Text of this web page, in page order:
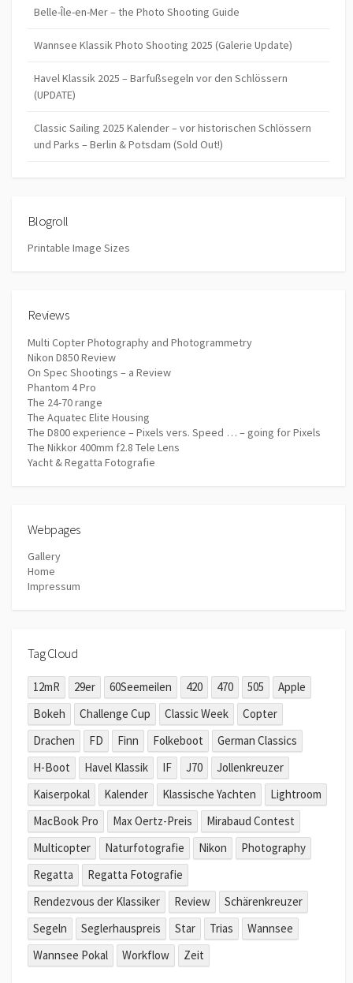
Belle-Île-en-Mer – the Photo Shooting Guide
Wannsee Klassik Photo Shooting 2025 (Galerie Update)
Havel Klassik 2025 – Barfußsegeln vor den Schlössern
(UPDATE)
Classic Sailing 2025 Kalender – vor historischen Schlössern
und Parks – Berlin & Potsdam (Sold Out!)
Blogroll
Printable Image Sizes
Reviews
Multi Copter Photography and Photogrammetry
Nikon D850 Review
On Spec Shootings – a Review
Phantom 4 Pro
The 24-70 range
The Aquatec Elite Housing
The D800 experience – Pixels vers. Speed … – going for Pixels
The Nikkor 400mm f2.8 Tele Lens
Yacht & Regatta Fotografie
Webpages
Gallery
Home
Impressum
Tag Cloud
12mR 29er 60Seemeilen 420 470 505
Apple
Bokeh
Challenge Cup Classic Week
Copter
Drachen
FD Finn Folkeboot
German Classics
H-Boot
Havel Klassik IF J70
Jollenkreuzer
Kaiserpokal
Kalender Klassische Yachten
Lightroom
MacBook Pro
Max Oertz-Preis
Mirabaud Contest
Multicopter
Naturfotografie Nikon
Photography
Regatta
Regatta Fotografie
Rendezvous der Klassiker
Review
Schärenkreuzer
Segeln
Seglerhauspreis Star Trias
Wannsee
Wannsee Pokal
Workflow Zeit